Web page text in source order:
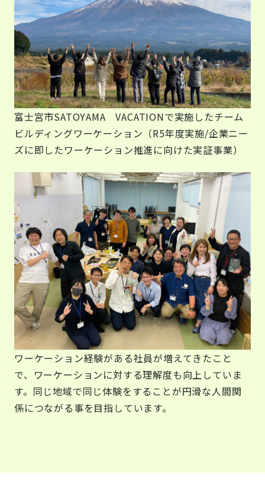
富士宮市SATOYAMA VACATIONで実施したチーム
ビルディングワーケーション（R5年度実施/企業ニー
ズに即したワーケーション推進に向けた実証事業）
ワーケーション経験がある社員が増えてきたこと
で、ワーケーションに対する理解度も向上していま
す。同じ地域で同じ体験をすることが円滑な人間関
係につながる事を目指しています。